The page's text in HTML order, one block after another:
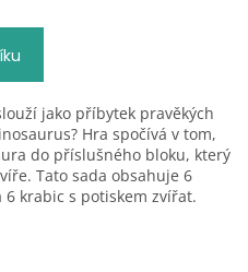
jako příbytek pravěkých
Hra spočívá v tom,
do příslušného bloku, který
Tato sada obsahuje 6
krabic s potiskem zvířat.